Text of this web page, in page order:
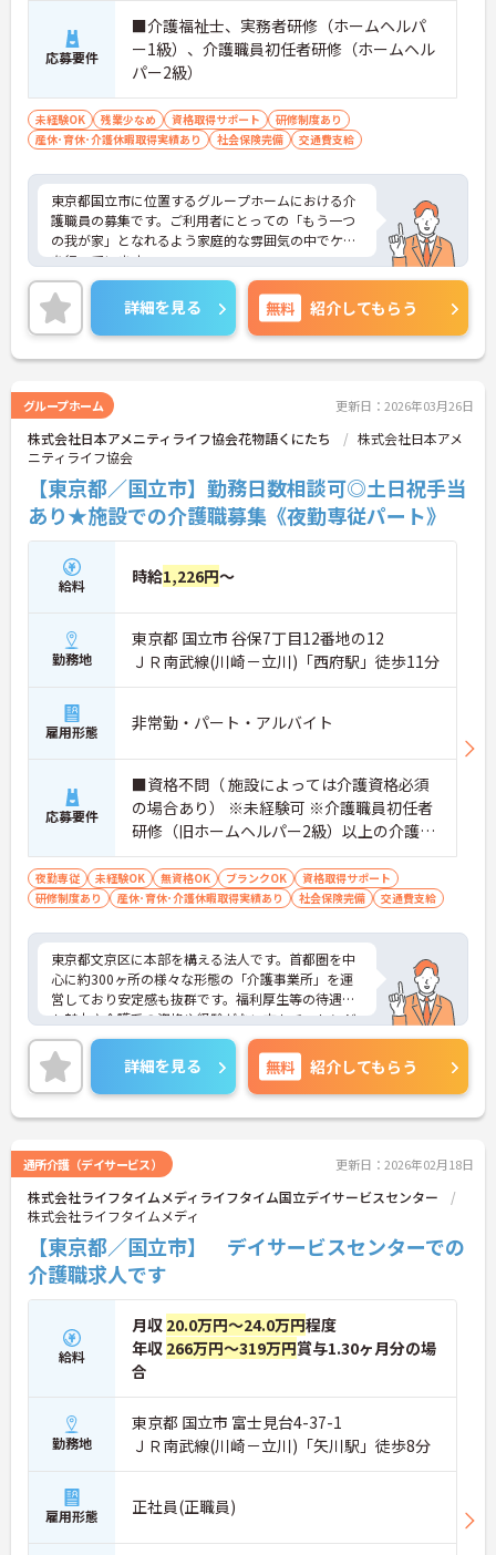
応募要件
■介護福祉士、実務者研修（ホームヘルパ
ー1級）、介護職員初任者研修（ホームヘル
パー2級）
未経験OK 残業少なめ 資格取得サポート
研修制度あり
産休･育休･介護休暇取得実績あり
社会保険完備 交通費支給
東京都国立市に位置するグループホームにおける介
護職員の募集です。ご利用者にとっての「もう一つ
の我が家」となれるよう家庭的な雰囲気の中でケア
を行っています。
介護職員としての業務経験がある方はこれまでの経
験を活かしながらご勤務いただけます。
ご興味のある方には、面接対策ポイントなど、さら
さい！
詳細を見る 無料 紹介してもらう
グループホーム 更新日：2026年03月26日
株式会社日本アメニティライフ協会花物語くにたち
株式会社日本アメ
ニティライフ協会
【東京都／国立市】勤務日数相談可◎土日祝手当
あり★施設での介護職募集《夜勤専従パート》
給料 時給1,226円～
勤務地
東京都 国立市 谷保7丁目12番地の12
ＪＲ南武線(川崎－立川)「西府駅」徒歩11分
雇用形態 非常勤・パート・アルバイト
応募要件
■資格不問（ 施設によっては介護資格必須
の場合あり） ※未経験可 ※介護職員初任者
研修（旧ホームヘルパー2級）以上の介護資
格をお持ちの方優遇
夜勤専従 未経験OK 無資格OK ブランクOK
資格取得サポート
研修制度あり
産休･育休･介護休暇取得実績あり 社会保険完備 交通費支給
東京都文京区に本部を構える法人です。首都圏を中
心に約300ヶ所の様々な形態の「介護事業所」を運
営しており安定感も抜群です。福利厚生等の待遇面
も魅力♪介護系の資格や経験がない方もチャレンジ
OK◎資格取得支援もあり働きながらスキルアップも
目指します。ご興味ある方には、面接対策ポイント
など、さらに詳細をお話しいたしますのでお気軽に
ご相談ください！
詳細を見る 無料 紹介してもらう
通所介護（デイサービス） 更新日：2026年02月18日
株式会社ライフタイムメディライフタイム国立デイサービスセンター
株式会社ライフタイムメディ
【東京都／国立市】 デイサービスセンターでの
介護職求人です
給料
月収 20.0万円～24.0万円程度
年収 266万円～319万円賞与1.30ヶ月分の場
合
勤務地
東京都 国立市 富士見台4-37-1
ＪＲ南武線(川崎－立川)「矢川駅」徒歩8分
雇用形態 正社員(正職員)